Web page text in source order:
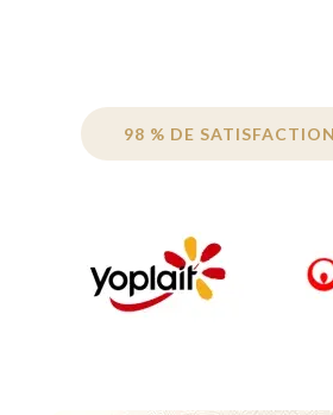
98 % DE